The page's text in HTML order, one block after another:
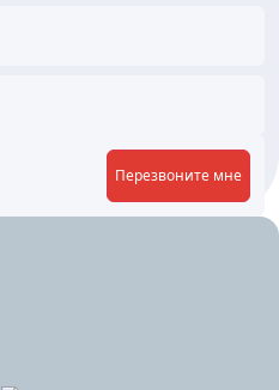
Перезвоните мне